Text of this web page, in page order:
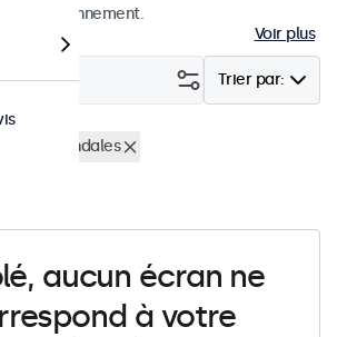
et environnement.
Voir plus
Trier par:
Anti-vandales
filtres
aucun écran ne
à votre